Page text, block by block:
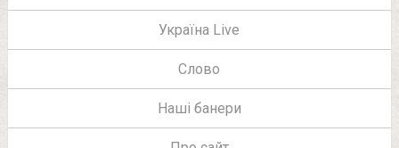
Україна Live
Слово
Наші банери